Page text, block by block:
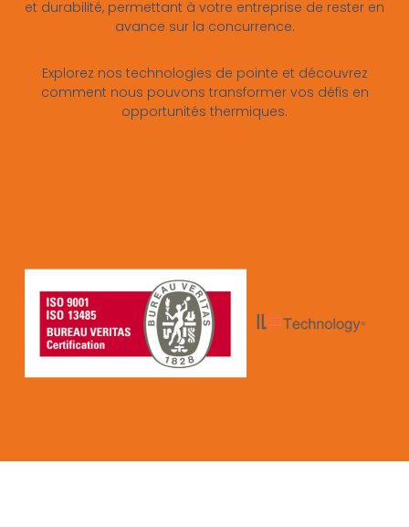
et durabilité, permettant à votre entreprise de rester en
avance sur la concurrence.
Explorez nos technologies de pointe et découvrez
comment nous pouvons transformer vos défis en
opportunités thermiques.